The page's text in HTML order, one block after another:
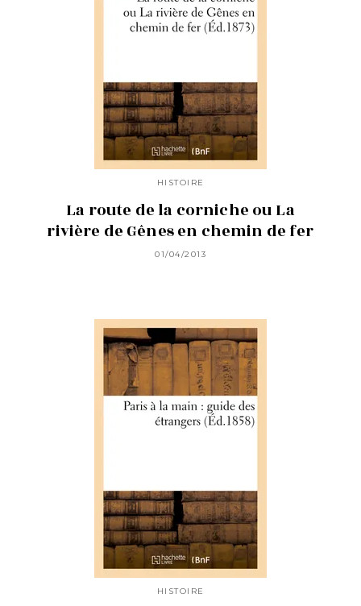
HISTOIRE
La route de la corniche ou La
rivière de Gênes en chemin de fer
01/04/2013
HISTOIRE